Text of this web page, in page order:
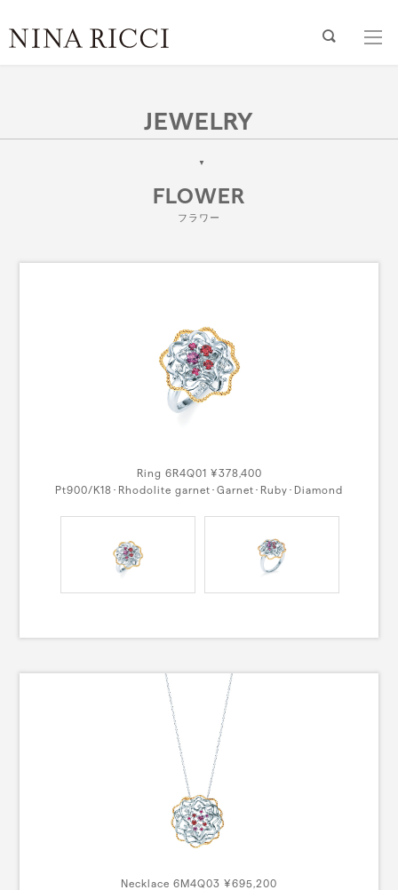
JEWELRY
FLOWER
フラワー
Ring 6R4Q01 ¥378,400
Pt900/K18･Rhodolite garnet･Garnet･Ruby･Diamond
Necklace 6M4Q03 ¥695,200